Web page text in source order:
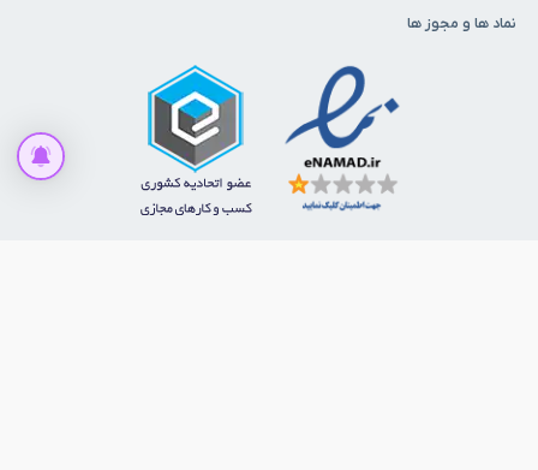
نماد ها و مجوز ها
افزودن به سبد خرید